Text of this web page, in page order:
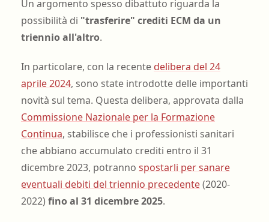
Un argomento spesso dibattuto riguarda la
possibilità di "trasferire" crediti ECM da un
triennio all'altro.
In particolare, con la recente delibera del 24
aprile 2024, sono state introdotte delle importanti
novità sul tema. Questa delibera, approvata dalla
Commissione Nazionale per la Formazione
Continua, stabilisce che i professionisti sanitari
che abbiano accumulato crediti entro il 31
dicembre 2023, potranno spostarli per sanare
eventuali debiti del triennio precedente(2020-
2022) fino al 31 dicembre 2025.